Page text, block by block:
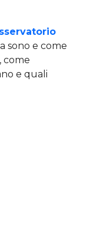
sono e come
come
e quali